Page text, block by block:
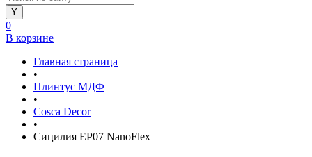
0
В корзине
Главная страница
•
Плинтус МДФ
•
Cosca Decor
•
Сицилия EP07 NanoFlex